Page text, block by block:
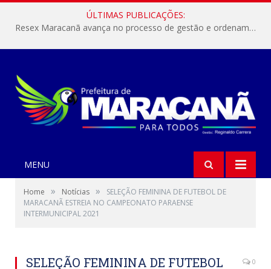
ÚLTIMAS PUBLICAÇÕES:
Resex Maracanã avança no processo de gestão e ordenamento do turismo em nossas áreas protegidas.
MENU
Home » Notícias »
SELEÇÃO FEMININA DE FUTEBOL DE
MARACANÃ ESTREIA NO CAMPEONATO PARAENSE
INTERMUNICIPAL 2021
SELEÇÃO FEMININA DE FUTEBOL
0